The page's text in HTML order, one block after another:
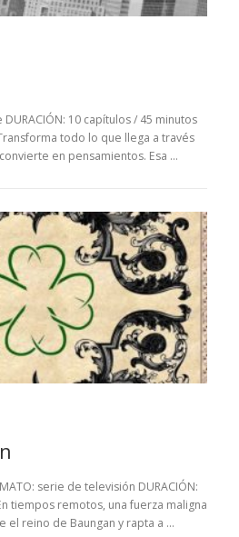
DURACIÓN: 10 capítulos / 45 minutos
todo lo que llega a través
en pensamientos. Esa …
serie de televisión DURACIÓN:
tiempos remotos, una fuerza maligna
el reino de Baungan y rapta a …